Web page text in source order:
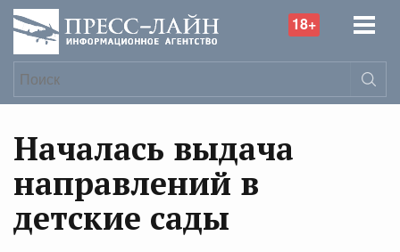
18+
Началась выдача
направлений в
детские сады